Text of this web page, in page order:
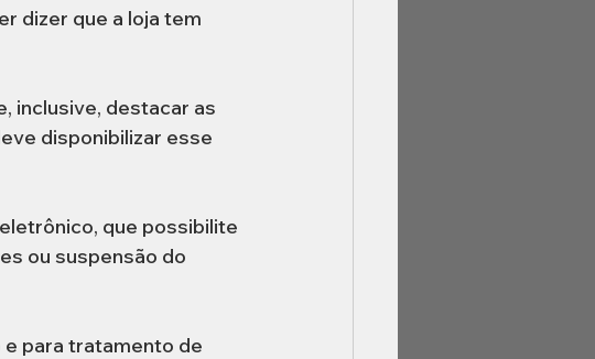
dizer que a loja tem
inclusive, destacar as
disponibilizar esse
que possibilite
ou suspensão do
para tratamento de